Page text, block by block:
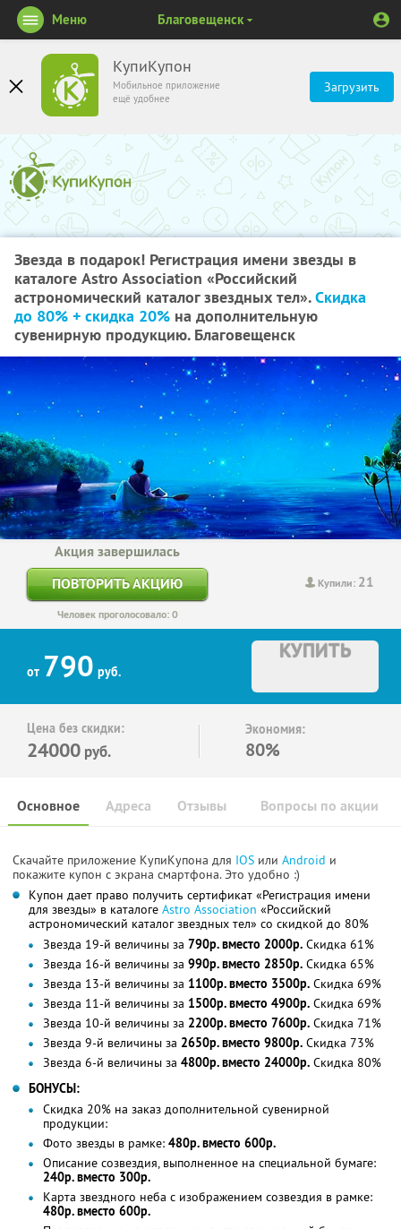
КупиКупон
Мобильное приложение
ещё удобнее
Загрузить
Меню Благовещенск
Звезда в подарок! Регистрация имени звезды в
каталоге Astro Association «Российский
астрономический каталог звездных тел».Скидка
до 80% + скидка 20% на дополнительную
сувенирную продукцию. Благовещенск
Купили: 21
Акция завершилась
ПОВТОРИТЬ АКЦИЮ
Человек проголосовало: 0
от 790 руб.
КУПИТЬ
Цена без скидки:
24000 руб.
Экономия:
80%
Основное Отзывы Вопросы по акции
Адреса
Скачайте приложение КупиКупона для IOS или Android и
покажите купон с экрана смартфона. Это удобно :)
Купон дает право получить сертификат «Регистрация имени
для звезды» в каталоге Astro Association «Российский
астрономический каталог звездных тел» со скидкой до 80%
Звезда 19-й величины за 790р. вместо 2000р. Скидка 61%
Звезда 16-й величины за 990р. вместо 2850р. Скидка 65%
Звезда 13-й величины за 1100р. вместо 3500р. Скидка 69%
Звезда 11-й величины за 1500р. вместо 4900р. Скидка 69%
Звезда 10-й величины за 2200р. вместо 7600р. Скидка 71%
Звезда 9-й величины за 2650р. вместо 9800р. Скидка 73%
Звезда 6-й величины за 4800р. вместо 24000р. Скидка 80%
БОНУСЫ:
Скидка 20% на заказ дополнительной сувенирной
продукции:
Фото звезды в рамке: 480р. вместо 600р.
Описание созвездия, выполненное на специальной бумаге:
240р. вместо 300р.
Карта звездного неба с изображением созвездия в рамке:
480р. вместо 600р.